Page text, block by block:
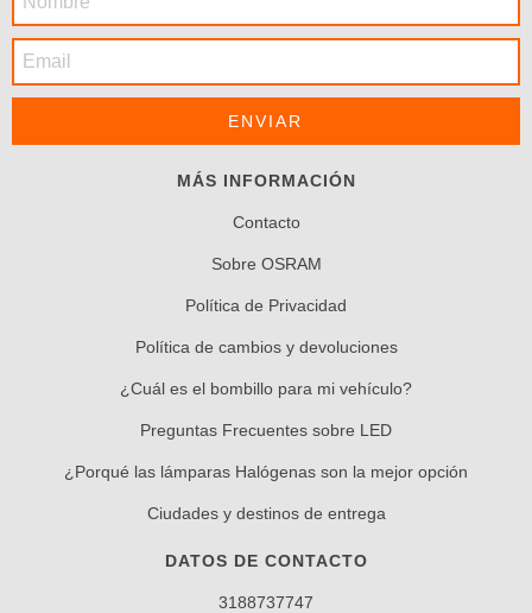
MÁS INFORMACIÓN
Contacto
Sobre OSRAM
Política de Privacidad
Política de cambios y devoluciones
¿Cuál es el bombillo para mi vehículo?
Preguntas Frecuentes sobre LED
¿Porqué las lámparas Halógenas son la mejor opción
Ciudades y destinos de entrega
DATOS DE CONTACTO
3188737747